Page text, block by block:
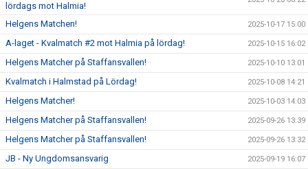
lördags mot Halmia!
Helgens Matchen! 2025-10-17 15:00
A-laget - Kvalmatch #2 mot Halmia på lördag! 2025-10-15 16:02
Helgens Matcher på Staffansvallen! 2025-10-10 13:01
Kvalmatch i Halmstad på Lördag! 2025-10-08 14:21
Helgens Matcher! 2025-10-03 14:03
Helgens Matcher på Staffansvallen! 2025-09-26 13:39
Helgens Matcher på Staffansvallen! 2025-09-26 13:32
JB - Ny Ungdomsansvarig 2025-09-19 16:07